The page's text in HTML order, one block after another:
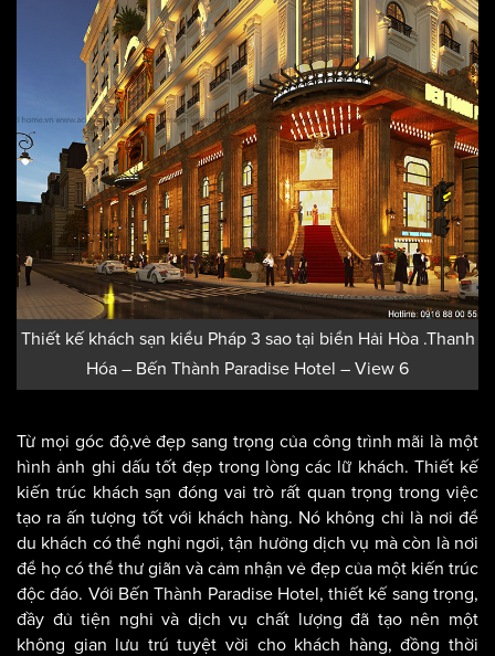
Thiết kế khách sạn kiểu Pháp 3 sao tại biển Hải Hòa .Thanh
Hóa – Bến Thành Paradise Hotel – View 6
Từ mọi góc độ,vẻ đẹp sang trọng của công trình mãi là một
hình ảnh ghi dấu tốt đẹp trong lòng các lữ khách. Thiết kế
kiến trúc khách sạn đóng vai trò rất quan trọng trong việc
tạo ra ấn tượng tốt với khách hàng. Nó không chỉ là nơi để
du khách có thể nghỉ ngơi, tận hưởng dịch vụ mà còn là nơi
để họ có thể thư giãn và cảm nhận vẻ đẹp của một kiến trúc
độc đáo. Với Bến Thành Paradise Hotel, thiết kế sang trọng,
đầy đủ tiện nghi và dịch vụ chất lượng đã tạo nên một